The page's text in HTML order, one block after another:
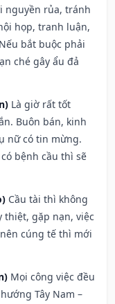
nguyền rủa, tránh
họp, tranh luận,
bắt buộc phải
ché gây ẩu đả
Là giờ rất tốt
Buôn bán, kinh
nữ có tin mừng.
bệnh cầu thì sẽ
Cầu tài thì không
thiệt, gặp nạn, việc
cúng tế thì mới
Mọi công việc đều
Tây Nam –